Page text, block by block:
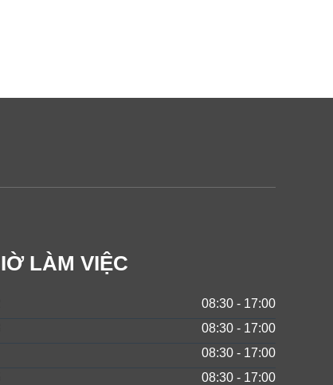
LÀM VIỆC
08:30 - 17:00
08:30 - 17:00
08:30 - 17:00
08:30 - 17:00